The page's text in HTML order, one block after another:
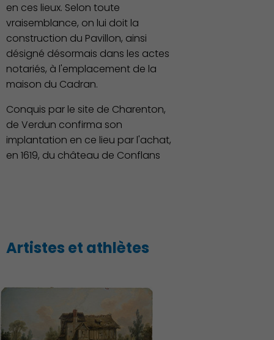
en ces lieux. Selon toute
vraisemblance, on lui doit la
construction du Pavillon, ainsi
désigné désormais dans les actes
notariés, à l'emplacement de la
maison du Cadran.
Conquis par le site de Charenton,
de Verdun confirma son
implantation en ce lieu par l'achat,
en 1619, du château de Conflans
Artistes et athlètes